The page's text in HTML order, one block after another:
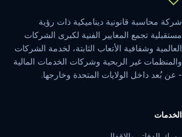
شركة محاسبة قانونية ديناميكية ذات رؤية
مستقبلية تجمع المعايير الفنية لكبرى الشركات
العالمية وشفافية الأتعاب الثابتة، لخدمة الشركات
والمنظمات غير الربحية وشركات الخدمات المالية
- عن بُعد داخل الولايات المتحدة وخارجها.
الخدمات